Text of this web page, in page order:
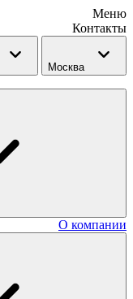
Меню
Контакты
Москва
О компании